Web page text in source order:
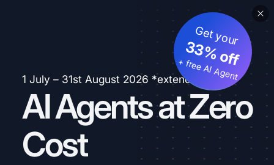
1 July – 31st August 2026 *extended
AI Agents at Zero
Cost
Get your
33% off
+ free AI Agent